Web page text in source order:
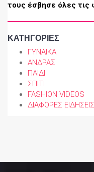
τους έσβησε όλες
ΚΑΤΗΓΟΡΙΕΣ
ΓΥΝΑΙΚΑ
ΑΝΔΡΑΣ
ΠΑΙΔΙ
ΣΠΙΤΙ
FASHION VIDEOS
ΔΙΑΦΟΡΕΣ ΕΙΔΗΣΕΙΣ